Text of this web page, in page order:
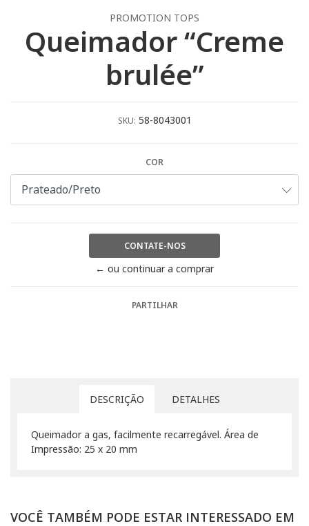
PROMOTION TOPS
Queimador “Creme
brulée”
SKU: 58-8043001
COR
CONTATE-NOS
← ou continuar a comprar
PARTILHAR
DESCRIÇÃO DETALHES
Queimador a gas, facilmente recarregável. Área de
Impressão: 25 x 20 mm
VOCÊ TAMBÉM PODE ESTAR INTERESSADO EM